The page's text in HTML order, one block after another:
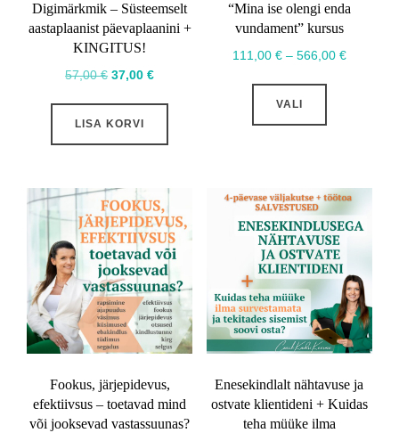
Digimärkmik – Süsteemselt
aastaplaanist päevaplaanini +
KINGITUS!
57,00€ Algne
oli:
37,00€Praegune
LISA KORVI
“Mina ise olengi enda
vundament” kursus
111,00 € – 566,00 €
VALI
Sellel
saab
teha
tootelehel.
Fookus, järjepidevus,
efektiivsus – toetavad mind
või jooksevad vastassuunas?
Enesekindlalt nähtavuse ja
ostvate klientideni + Kuidas
teha müüke ilma